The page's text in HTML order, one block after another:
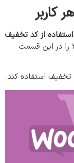
هرکاربر
از کد تخفیف
را مشخص کنید. مثلا اگر عدد ۲ را در این قسمت